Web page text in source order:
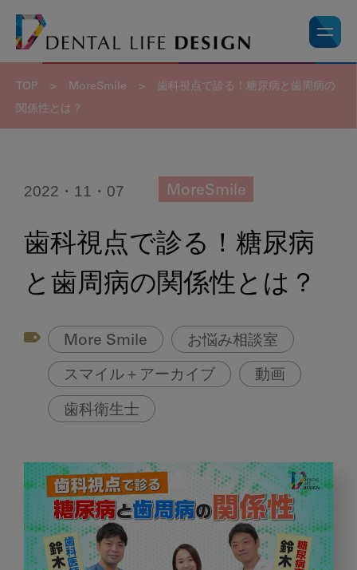
TOP > MoreSmile >
歯科視点で診る！糖尿病と歯周病の
関係性とは？
2022・11・07 MoreSmile
歯科視点で診る！糖尿病
と歯周病の関係性とは？
More Smile お悩み相談室
スマイル＋アーカイブ 動画
歯科衛生士